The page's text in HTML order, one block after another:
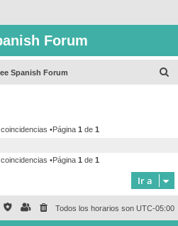
Forum
Spanish Forum
•Página 1 de 1
•Página 1 de 1
Ir a
Todos los horarios son UTC-05:00